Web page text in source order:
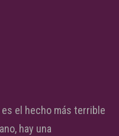
el hecho más terrible
hay una